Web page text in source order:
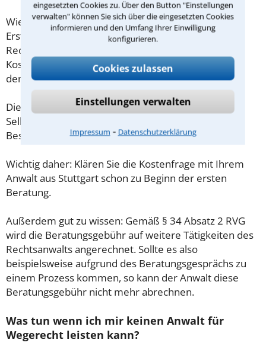
eingesetzten Cookies zu. Über den Button "Einstellungen
verwalten" können Sie sich über die eingesetzten Cookies
informieren und den Umfang Ihrer Einwilligung
konfigurieren.
Cookies zulassen
Einstellungen verwalten
Impressum ⁃ Datenschutzerklärung
Wieviel ein Rechtsanwalt in Stuttgart für eine
Erstberatung verlangen darf, ist in §34 des
Rechtsanwaltsvergütungsgesetz (RVG) geregelt. Die
Kosten für das erste Beratungsgespräch betragen
demnach maximal 190,00 € zzgl. MwSt.
Diese Regelung gilt jedoch nur für Verbraucher. Für
Selbstständige oder Freiberufler gilt diese
Beschränkung nicht.
Wichtig daher: Klären Sie die Kostenfrage mit Ihrem
Anwalt aus Stuttgart schon zu Beginn der ersten
Beratung.
Außerdem gut zu wissen: Gemäß § 34 Absatz 2 RVG
wird die Beratungsgebühr auf weitere Tätigkeiten des
Rechtsanwalts angerechnet. Sollte es also
beispielsweise aufgrund des Beratungsgesprächs zu
einem Prozess kommen, so kann der Anwalt diese
Beratungsgebühr nicht mehr abrechnen.
Was tun wenn ich mir keinen Anwalt für
Wegerecht leisten kann?